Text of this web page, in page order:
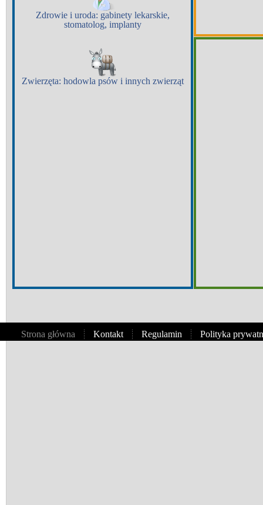
Zdrowie i uroda: gabinety lekarskie,
stomatolog, implanty
Zwierzęta: hodowla psów i innych zwierząt
Strona główna Kontakt Regulamin Polityka